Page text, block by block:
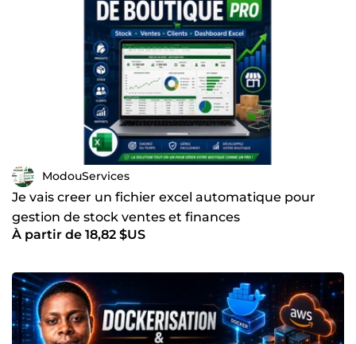
ModouServices
Je vais creer un fichier excel automatique pour
gestion de stock ventes et finances
À partir de 18,82 $US